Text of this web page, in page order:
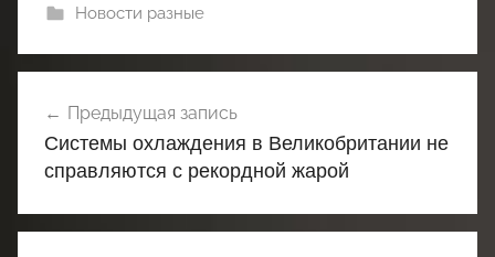
Новости разные
по
записям
Предыдущая запись
Системы охлаждения в Великобритании не
справляются с рекордной жарой